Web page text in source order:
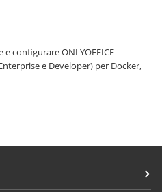
configurare ONLYOFFICE
e Developer) per Docker,